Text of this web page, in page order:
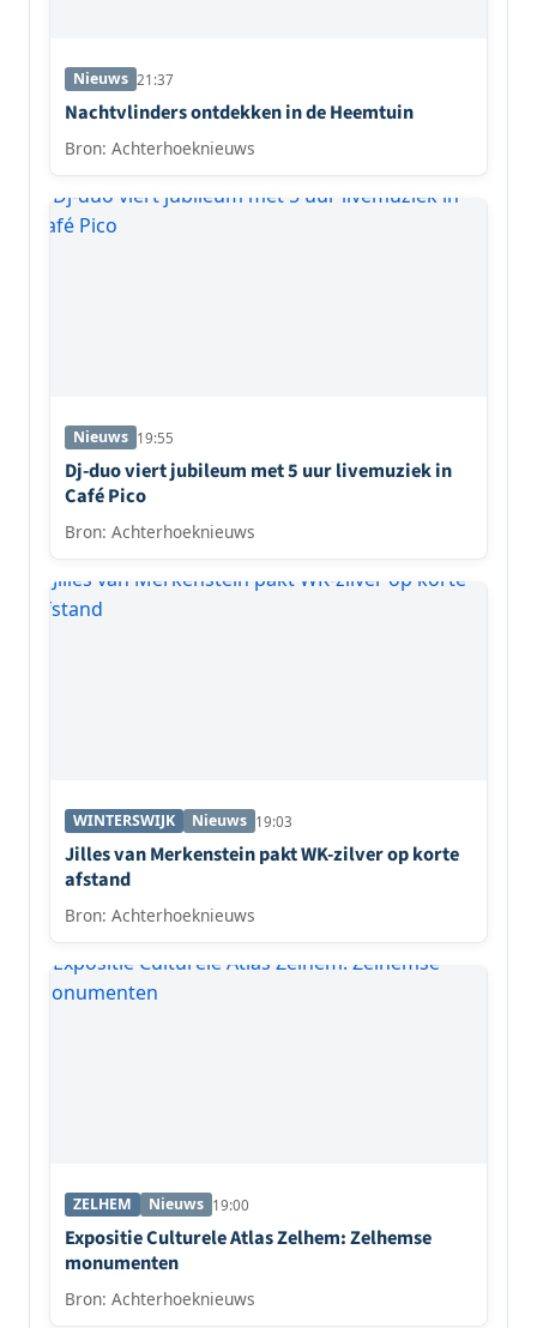
Nieuws 21:37
Nachtvlinders ontdekken in de Heemtuin
Bron: Achterhoeknieuws
Nieuws 19:55
Dj-duo viert jubileum met 5 uur livemuziek in
Café Pico
Bron: Achterhoeknieuws
WINTERSWIJK Nieuws 19:03
Jilles van Merkenstein pakt WK-zilver op korte
afstand
Bron: Achterhoeknieuws
ZELHEM Nieuws 19:00
Expositie Culturele Atlas Zelhem: Zelhemse
monumenten
Bron: Achterhoeknieuws